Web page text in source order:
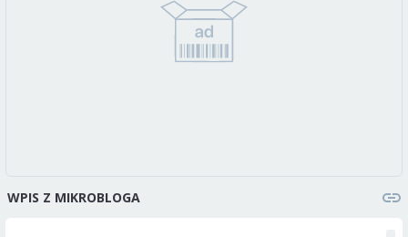
WPIS Z MIKROBLOGA